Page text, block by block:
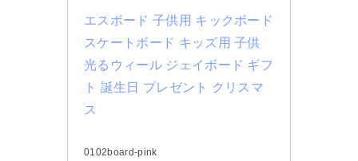
エスボード 子供用 キックボード
スケートボード キッズ用 子供
光るウィール ジェイボード ギフ
ト 誕生日 プレゼント クリスマ
ス
0102board-pink